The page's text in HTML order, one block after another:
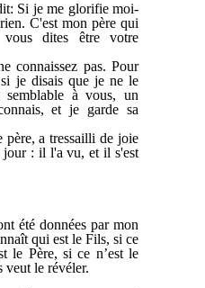
Si je me glorifie moi-
C'est mon père qui
dites être votre
connaissez pas. Pour
je disais que je ne le
semblable à vous, un
et je garde sa
père, a tressailli de joie
jour : il l'a vu, et il s'est
été données par mon
qui est le Fils, si ce
le Père, si ce n’est le
veut le révéler.